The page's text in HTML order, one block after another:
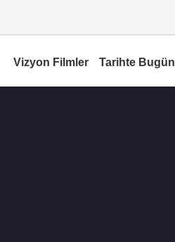
Vizyon Filmler Tarihte Bugün